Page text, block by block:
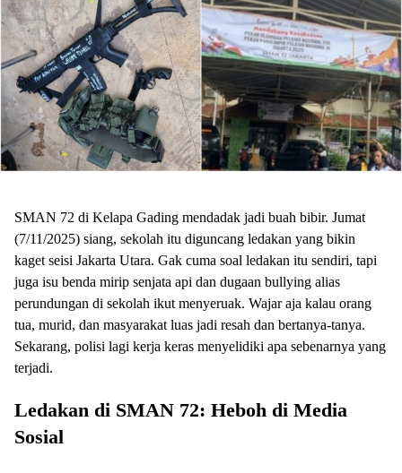
SMAN 72 di Kelapa Gading mendadak jadi buah bibir. Jumat
(7/11/2025) siang, sekolah itu diguncang ledakan yang bikin
kaget seisi Jakarta Utara. Gak cuma soal ledakan itu sendiri, tapi
juga isu benda mirip senjata api dan dugaan bullying alias
perundungan di sekolah ikut menyeruak. Wajar aja kalau orang
tua, murid, dan masyarakat luas jadi resah dan bertanya-tanya.
Sekarang, polisi lagi kerja keras menyelidiki apa sebenarnya yang
terjadi.
Ledakan di SMAN 72: Heboh di Media
Sosial